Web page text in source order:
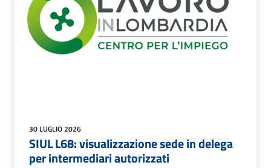
30 LUGLIO 2026
SIUL L68: visualizzazione sede in delega
per intermediari autorizzati